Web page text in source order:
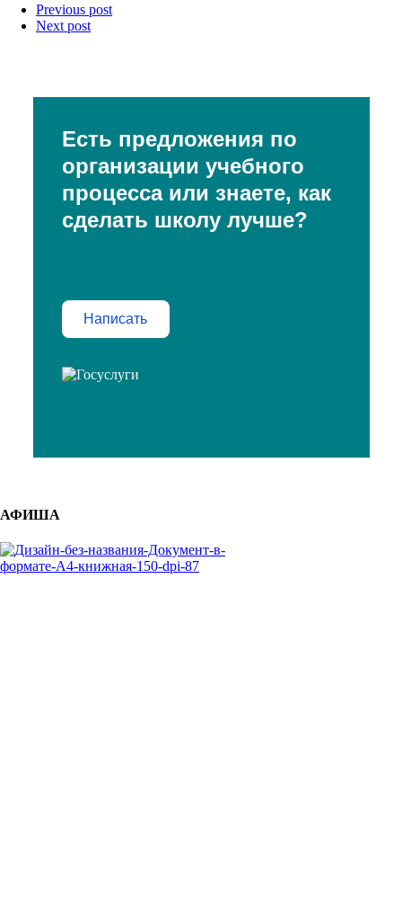
Previous post
Next post
Есть предложения по
организации учебного
процесса или знаете, как
сделать школу лучше?
Написать
АФИША